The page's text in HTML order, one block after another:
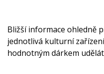
Bližší informace ohledně
jednotlivá kulturní
hodnotným dárkem